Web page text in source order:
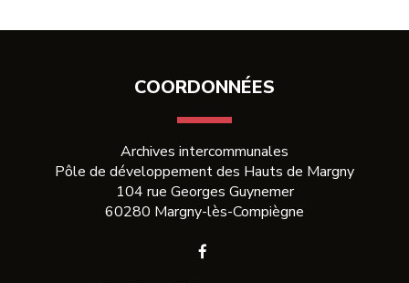
FacebookTwitteremail
COORDONNÉES
Archives intercommunales
Pôle de développement des Hauts de Margny
104 rue Georges Guynemer
60280 Margny-lès-Compiègne